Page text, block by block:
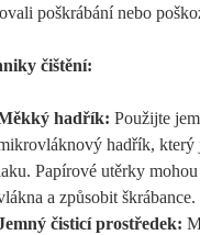
poškrábání nebo
čištění:
hadřík: Použijte
hadřík, který
Papírové utěrky mohou
a způsobit škrábance.
čisticí prostředek: